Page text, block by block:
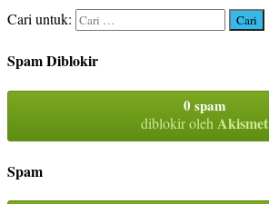
Cari untuk:
Spam Diblokir
0 spam
diblokir oleh Akismet
Spam